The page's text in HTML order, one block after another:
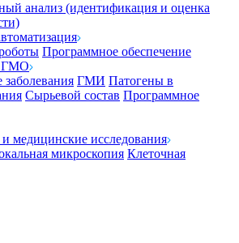
анализ (идентификация и оценка
Программное обеспечение
ГМО
ГМИ Патогены в
Сырьевой состав Программное
медицинские исследования
микроскопия Клеточная